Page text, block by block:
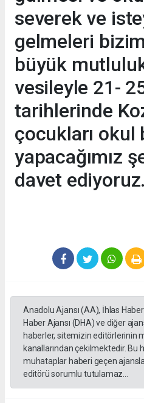
severek ve
gelmeleri
büyük
vesileyle 21-
tarihlerinde
çocukları okul
yapacağımız
davet ediyoruz.
Anadolu Ajansı (AA), İhlas
Haber Ajansı (DHA) ve diğer
haberler, sitemizin editörlerinin
kanallarından çekilmektedir. Bu
muhataplar haberi geçen
editörü sorumlu tutulamaz...